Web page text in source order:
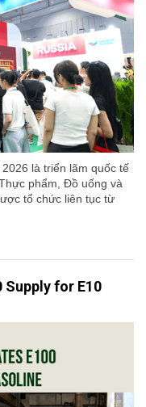
là triển lãm quốc tế
phẩm, Đồ uống và
tổ chức liên tục từ
Supply for E10